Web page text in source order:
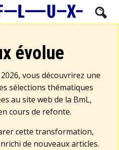
évolue
vous découvrirez une
sélections thématiques
au site web de la BmL,
cours de refonte.
cette transformation,
de nouveaux articles.